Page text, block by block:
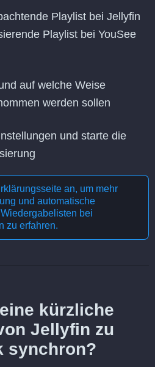
Playlist bei Jellyfin
Playlist bei YouSee
auf welche Weise
werden sollen
und starte die
an, um mehr
und automatische
bei
zu erfahren.
kürzliche
Jellyfin zu
synchron?